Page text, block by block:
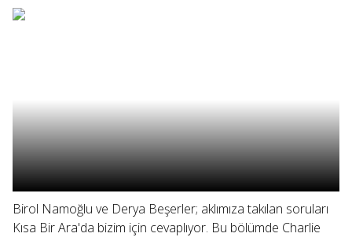
Birol Namoğlu ve Derya Beşerler; aklımıza takılan soruları
Kısa Bir Ara'da bizim için cevaplıyor. Bu bölümde Charlie